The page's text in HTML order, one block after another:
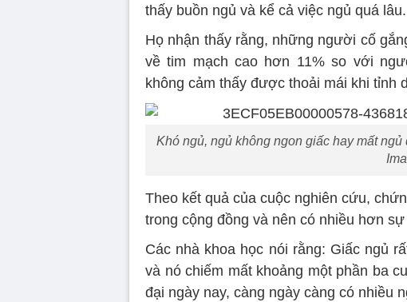
thấy buồn ngủ và kể cả việc ngủ quá lâu.
Họ nhận thấy rằng, những người cố
về tim mạch cao hơn 11% so với
không cảm thấy được thoải mái khi tỉnh
Khó ngủ, ngủ không ngon giấc hay mất
Theo kết quả của cuộc nghiên cứu,
trong cộng đồng và nên có nhiều hơn
Các nhà khoa học nói rằng: Giấc ngủ
và nó chiếm mất khoảng một phần ba
đại ngày nay, càng ngày càng có nhiều